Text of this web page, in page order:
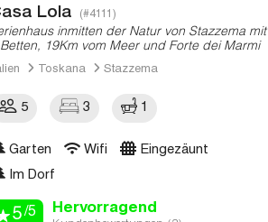
Lola (#4111)
inmitten der Natur von Stazzema mit
19Km vom Meer und Forte dei Marmi
Toskana Stazzema
5 3 1
Garten Wifi
Eingezäunt
Im Dorf
5 /5 Hervorragend